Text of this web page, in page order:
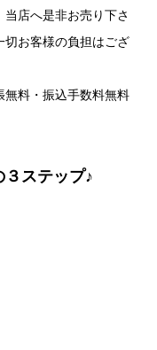
店へ是非お売り下さ
切お客様の負担はござ
無料・振込手数料無料
ステップ♪